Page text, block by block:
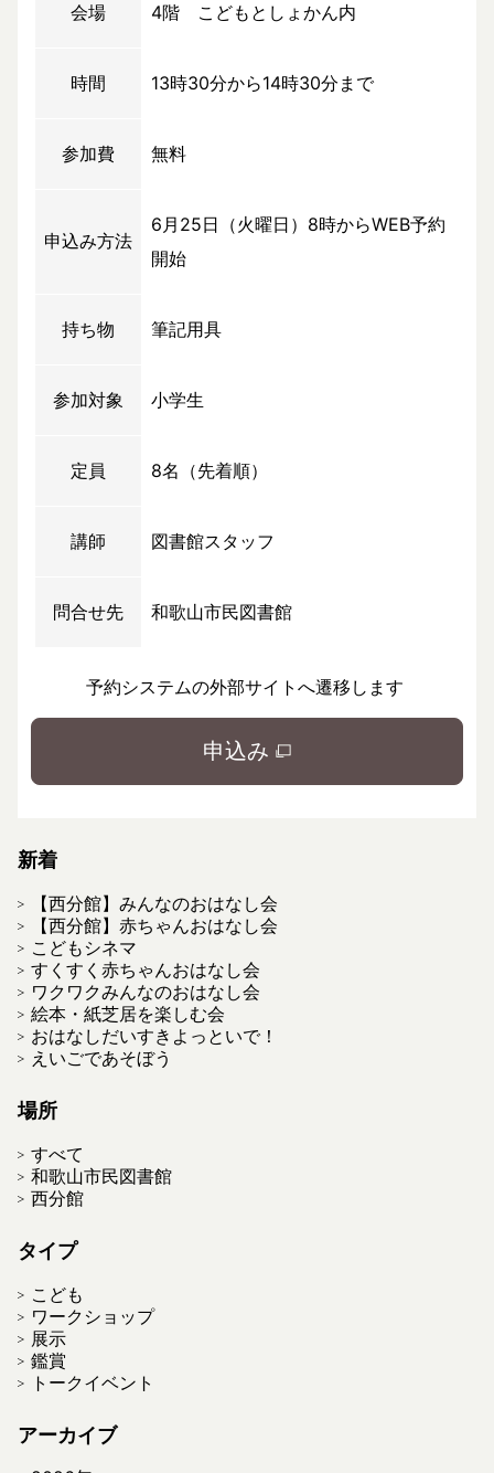
会場 4階 こどもとしょかん内
時間 13時30分から14時30分まで
参加費 無料
申込み方法
6月25日（火曜日）8時からWEB予約
開始
持ち物 筆記用具
参加対象 小学生
定員 8名（先着順）
講師 図書館スタッフ
問合せ先 和歌山市民図書館
予約システムの外部サイトへ遷移します
申込み
新着
【西分館】みんなのおはなし会
【西分館】赤ちゃんおはなし会
こどもシネマ
すくすく赤ちゃんおはなし会
ワクワクみんなのおはなし会
絵本・紙芝居を楽しむ会
おはなしだいすきよっといで！
えいごであそぼう
場所
すべて
和歌山市民図書館
西分館
タイプ
こども
ワークショップ
展示
鑑賞
トークイベント
アーカイブ